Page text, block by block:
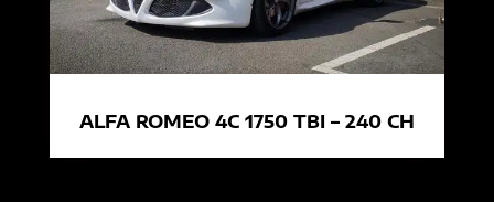
ALFA ROMEO 4C 1750 TBI – 240 CH